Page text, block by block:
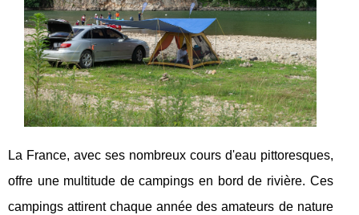
La France, avec ses nombreux cours d'eau pittoresques,
offre une multitude de campings en bord de rivière. Ces
campings attirent chaque année des amateurs de nature